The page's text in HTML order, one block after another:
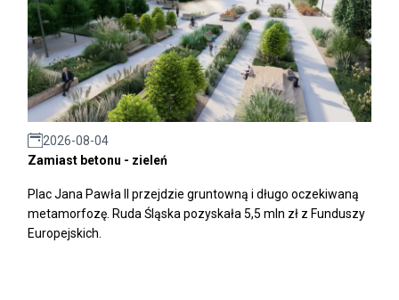
2026-08-04
Zamiast betonu - zieleń
Plac Jana Pawła II przejdzie gruntowną i długo oczekiwaną
metamorfozę. Ruda Śląska pozyskała 5,5 mln zł z Funduszy
Europejskich.